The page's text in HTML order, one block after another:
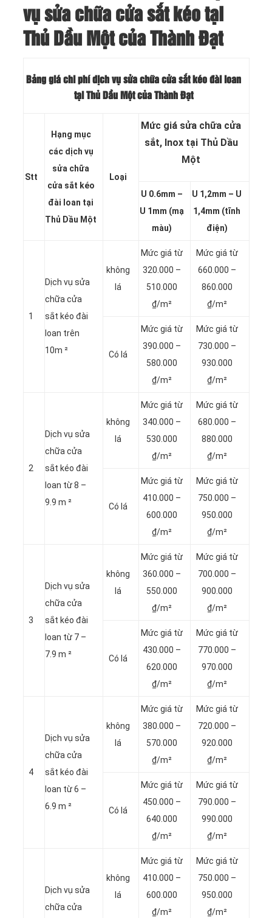
vụ sửa chữa cửa sắt kéo tại
Thủ Dầu Một của Thành Đạt
Bảng giá chi phí dịch vụ sửa chữa cửa sắt kéo đài loan
tại Thủ Dầu Một của Thành Đạt
Stt
Hạng mục
các dịch vụ
sửa chữa
cửa sắt kéo
đài loan tại
Thủ Dầu Một
Loại
Mức giá sửa chữa cửa
sắt, Inox tại Thủ Dầu
Một
U 0.6mm –
U 1mm (mạ
màu)
U 1,2mm – U
1,4mm (tĩnh
điện)
1
Dịch vụ sửa
chữa cửa
sắt kéo đài
loan trên
10m ²
không
lá
Mức giá từ
320.000 –
510.000
₫/m²
Mức giá từ
660.000 –
860.000
₫/m²
Có lá
Mức giá từ
390.000 –
580.000
₫/m²
Mức giá từ
730.000 –
930.000
₫/m²
2
Dịch vụ sửa
chữa cửa
sắt kéo đài
loan từ 8 –
9.9 m ²
không
lá
Mức giá từ
340.000 –
530.000
₫/m²
Mức giá từ
680.000 –
880.000
₫/m²
Có lá
Mức giá từ
410.000 –
600.000
₫/m²
Mức giá từ
750.000 –
950.000
₫/m²
3
Dịch vụ sửa
chữa cửa
sắt kéo đài
loan từ 7 –
7.9 m ²
không
lá
Mức giá từ
360.000 –
550.000
₫/m²
Mức giá từ
700.000 –
900.000
₫/m²
Có lá
Mức giá từ
430.000 –
620.000
₫/m²
Mức giá từ
770.000 –
970.000
₫/m²
4
Dịch vụ sửa
chữa cửa
sắt kéo đài
loan từ 6 –
6.9 m ²
không
lá
Mức giá từ
380.000 –
570.000
₫/m²
Mức giá từ
720.000 –
920.000
₫/m²
Có lá
Mức giá từ
450.000 –
640.000
₫/m²
Mức giá từ
790.000 –
990.000
₫/m²
Dịch vụ sửa
chữa cửa
không
lá
Mức giá từ
410.000 –
600.000
₫/m²
Mức giá từ
750.000 –
950.000
₫/m²